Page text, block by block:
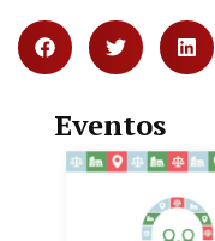
Eventos